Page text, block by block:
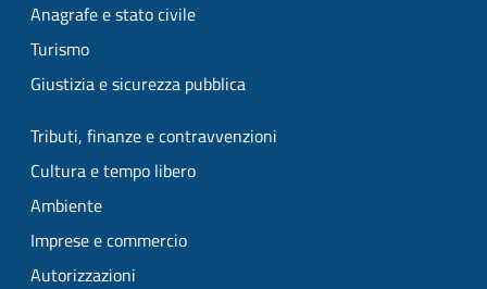
Anagrafe e stato civile
Turismo
Giustizia e sicurezza pubblica
Tributi, finanze e contravvenzioni
Cultura e tempo libero
Ambiente
Imprese e commercio
Autorizzazioni